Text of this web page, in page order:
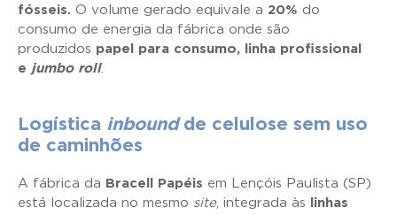
fósseis. O volume gerado equivale a 20% do
consumo de energia da fábrica onde são
produzidos papel para consumo, linha profissional
e jumbo roll.
Logística inbound de celulose sem uso
de caminhões
A fábrica da Bracell Papéis em Lençóis Paulista (SP)
está localizada no mesmo site, integrada às
linhas